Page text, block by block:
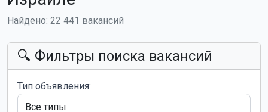
Найдено: 22 441 вакансий
🔍 Фильтры поиска вакансий
Тип объявления: